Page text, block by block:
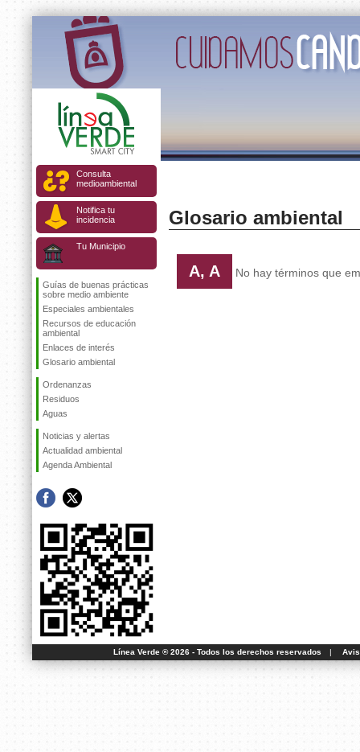
Consulta
medioambiental
Notifica tu
incidencia
Tu Municipio
Guías de buenas prácticas
sobre medio ambiente
Especiales ambientales
Recursos de educación
ambiental
Enlaces de interés
Glosario ambiental
Ordenanzas
Residuos
Aguas
Noticias y alertas
Actualidad ambiental
Agenda Ambiental
Glosario ambiental
A, A No hay términos que
Línea Verde ® 2026 - Todos los derechos reservados |